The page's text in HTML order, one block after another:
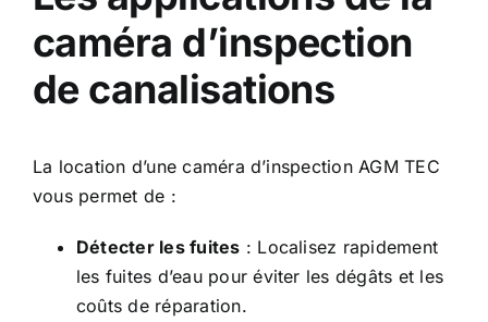
caméra d’inspection
de canalisations
La location d’une caméra d’inspection AGM TEC
vous permet de :
Détecter les fuites : Localisez rapidement
les fuites d’eau pour éviter les dégâts et les
coûts de réparation.